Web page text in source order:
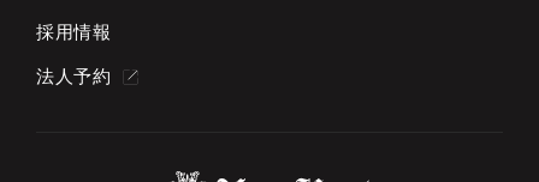
採用情報
法人予約